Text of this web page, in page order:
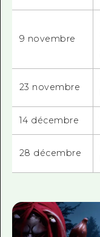
9 novembre
23 novembre
14 décembre
28 décembre